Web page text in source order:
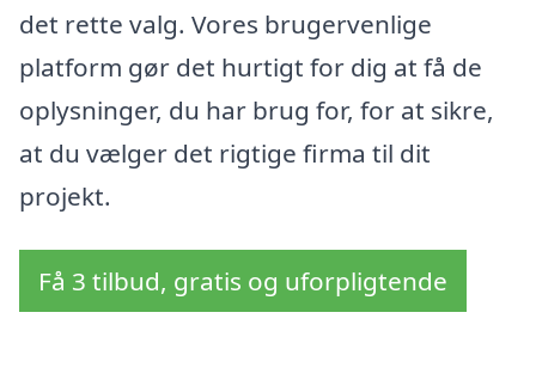
det rette valg. Vores brugervenlige
platform gør det hurtigt for dig at få de
oplysninger, du har brug for, for at sikre,
at du vælger det rigtige firma til dit
projekt.
Få 3 tilbud, gratis og uforpligtende